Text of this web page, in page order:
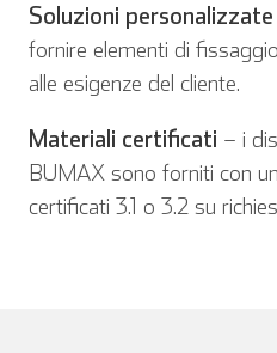
Spagnolo
Soluzioni personalizzate
fornire elementi di
alle esigenze del cliente.
Materiali certificati – i
BUMAX sono forniti con
certificati 3.1 o 3.2 su